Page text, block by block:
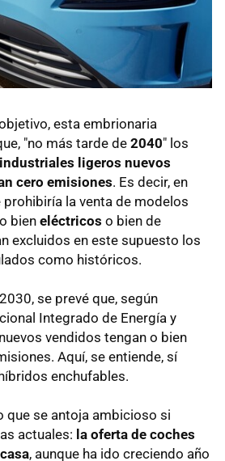
esta embrionaria
"no más tarde de 2040" los
ligeros nuevos
cero emisiones. Es decir, en
prohibiría la venta de modelos
bieneléctricos o bien de
excluidos en este supuesto los
como históricos.
se prevé que, según
Integrado de Energía y
vendidos tengan o bien
Aquí, se entiende, sí
enchufables.
que se antoja ambicioso si
actuales: la oferta de coches
, aunque ha ido creciendo año